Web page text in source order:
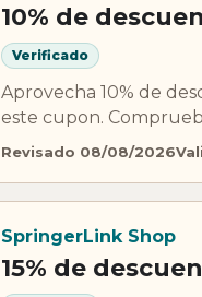
10% de
Verificado
Aprovecha 10% de
este cupon.
Revisado 08/08/2026
SpringerLink Shop
15% de